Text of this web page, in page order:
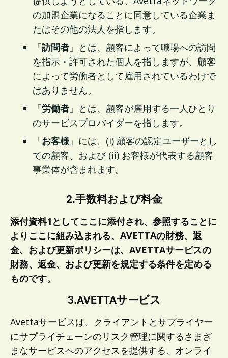
の加盟企業になることに同意している企業ま
たはその他の法人を指します。
「訪問者 」とは、顧客によって職場への訪問
を指示・許可された個人を指しますが、顧客
によって労働者として雇用されているわけで
はありません。
「労働者 」とは、顧客が雇用する一人ひとり
のサービスプロバイダーを指します。
「お客様」 には、(i) 顧客の認定ユーザーとし
ての顧客、および (ii) お客様が代表する顧客
事業体が含まれます。
2.手数料および料金
添付資料1としてここに添付され、参照することに
よりここに組み込まれる、AVETTAの財務、返
金、および更新ポリシーは、AVETTAサービスの
財務、返金、および更新を規定する条件を定める
ものです。
3.AVETTAサービス
Avettaサービスは、クライアントとサプライヤー
にサプライチェーンのリスク管理に関するさまざ
まなサービスへのアクセスを提供する、オンライ